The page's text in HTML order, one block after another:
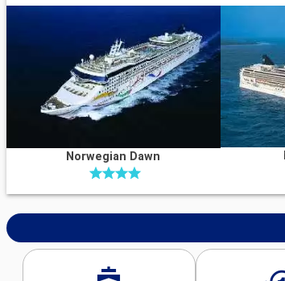
Norwegian Dawn